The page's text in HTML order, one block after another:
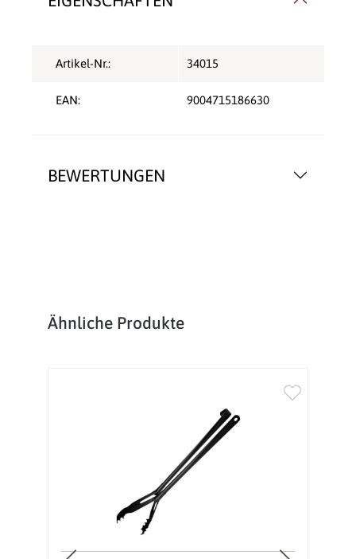
BEWERTUNGEN
Artikel-Nr.: 34015
EAN: 9004715186630
Produktgalerie überspringen
Ähnliche Produkte